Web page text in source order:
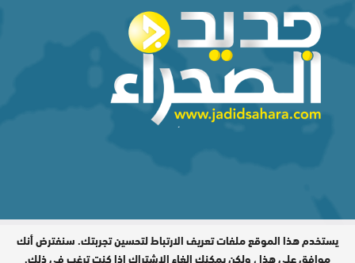
المدير المسؤول : اشكيريد مصطفى /
جميع الحقوق محفوظة © 2026
يستخدم هذا الموقع ملفات تعريف الارتباط لتحسين تجربتك. سنفترض أنك
موافق على هذا ، ولكن يمكنك إلغاء الاشتراك إذا كنت ترغب في ذلك.